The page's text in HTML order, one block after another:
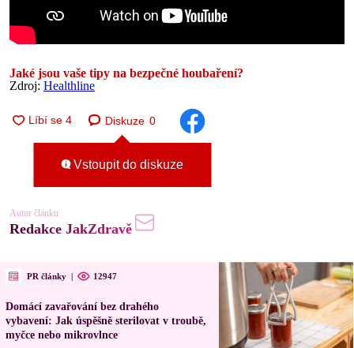
Jaké jsou vaše tipy na bezpečné houbaření?
Zdroj: Healthline
Diskuze 0
Vstoupit do diskuze
Autor článku
Redakce JakZdravě
PR články | 12947
Domácí zavařování bez drahého
vybavení: Jak úspěšně sterilovat v troubě,
myčce nebo mikrovlnce